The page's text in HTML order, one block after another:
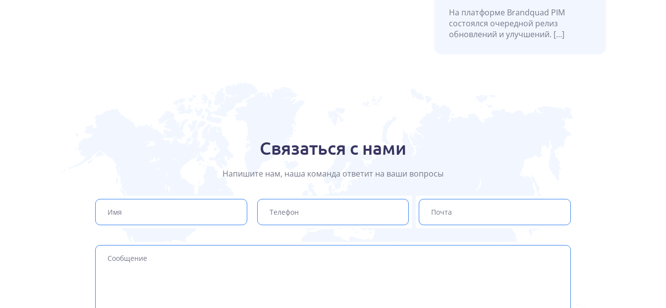
На платформе Brandquad PIM
состоялся очередной релиз
обновлений и улучшений. […]
Связаться с нами
Напишите нам, наша команда ответит на ваши вопросы